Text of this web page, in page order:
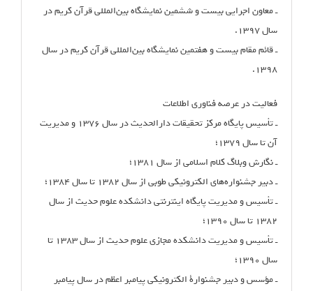
ـ معاون اجرایی بیست و ششمین نمایشگاه بین‌المللی قرآن کریم در
سال ۱۳۹۷.
ـ قائم مقام بیست و هفتمین نمایشگاه بین‌المللی قرآن کریم در سال
۱۳۹۸.
فعالیت در عرصه فناوری اطلاعات
ـ تأسیس پایگاه مرکز تحقیقات دارالحدیث در سال ۱۳۷۶ و مدیریت
آن تا سال ۱۳۷۹؛
ـ نگارش وبلاگ کلام اسلامی از سال ۱۳۸۱؛
ـ دبیر جشنواره‌های الکترونیکی طوبی از سال ۱۳۸۲ تا سال ۱۳۸۴؛
ـ تأسیس و مدیریت پایگاه اینترنتی دانشکده علوم حدیث از سال
۱۳۸۲ تا سال ۱۳۹۰؛
ـ تأسیس و مدیریت دانشکده مجازی علوم حدیث از سال ۱۳۸۳ تا
سال ۱۳۹۰؛
ـ مؤسس و دبیر جشنوارۀ الکترونیکی پیامبر اعظم در سال پیامبر